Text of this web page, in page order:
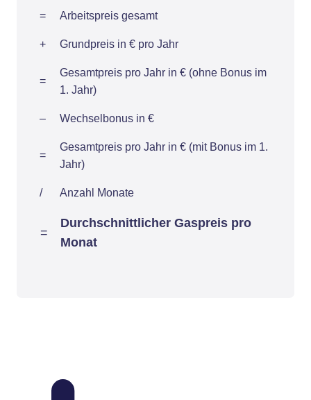
= Arbeitspreis gesamt
+ Grundpreis in € pro Jahr
=
Gesamtpreis pro Jahr in € (ohne Bonus im
1. Jahr)
– Wechselbonus in €
=
Gesamtpreis pro Jahr in € (mit Bonus im 1.
Jahr)
/ Anzahl Monate
=
Durchschnittlicher Gaspreis pro
Monat